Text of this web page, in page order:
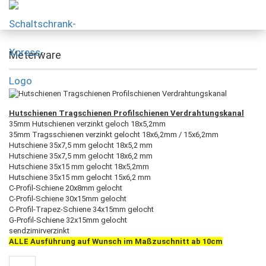
Meterware
Hutschienen Tragschienen Profilschienen Verdrahtungskanal
35mm Hutschienen verzinkt geloch 18x5,2mm
35mm Tragsschienen verzinkt gelocht 18x6,2mm / 15x6,2mm
Hutschiene 35x7,5 mm gelocht 18x5,2 mm
Hutschiene 35x7,5 mm gelocht 18x6,2 mm
Hutschiene 35x15 mm gelocht 18x5,2mm
Hutschiene 35x15 mm gelocht 15x6,2 mm
C-Profil-Schiene 20x8mm gelocht
C-Profil-Schiene 30x15mm gelocht
C-Profil-Trapez-Schiene 34x15mm gelocht
G-Profil-Schiene 32x15mm gelocht
sendzimirverzinkt
ALLE Ausführung auf Wunsch im Maßzuschnitt ab 10cm